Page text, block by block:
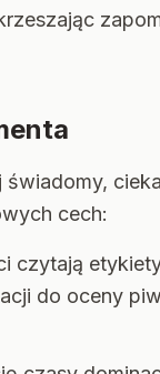
cech:
czytają
do oceny